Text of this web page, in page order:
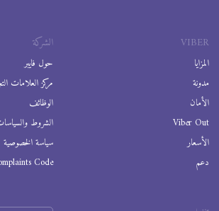
VIBER
المزايا
مدونة
الأمان
Viber Out
الأسعار
دعم
الشركة
حول فايبر
مركز العلامات
الوظائف
الشروط
سياسة الخصوصية
Code